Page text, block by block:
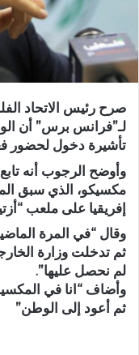
صرح رئيس الاتحاد
لـ”فرانس برس” أن
تأشيرة دخول لحضور
وأوضح الرجوب أنه
مكسيكو، الذي سبق
إفريقيا على ملعب
وقال “في المرة
ثم تدخلت وزارة
لم نحصل عليها”.
وأضاف “انا في
ثم أعود إلى الوطن”